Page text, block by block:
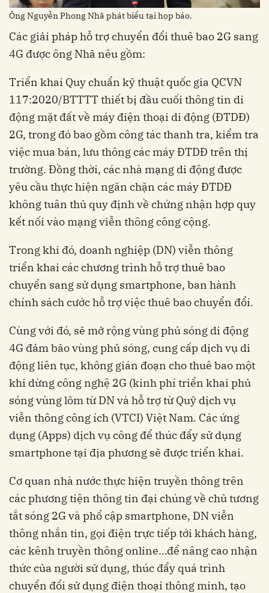
Ông Nguyễn Phong Nhã phát biểu tại họp báo.
Các giải pháp hỗ trợ chuyển đổi thuê bao 2G sang
4G được ông Nhã nêu gồm:
Triển khai Quy chuẩn kỹ thuật quốc gia QCVN
117:2020/BTTTT thiết bị đầu cuối thông tin di
động mặt đất về máy điện thoại di động (ĐTDĐ)
2G, trong đó bao gồm công tác thanh tra, kiểm tra
việc mua bán, lưu thông các máy ĐTDĐ trên thị
trường. Đồng thời, các nhà mạng di động được
yêu cầu thực hiện ngăn chặn các máy ĐTDĐ
không tuân thủ quy định về chứng nhận hợp quy
kết nối vào mạng viễn thông công cộng.
Trong khi đó, doanh nghiệp (DN) viễn thông
triển khai các chương trình hỗ trợ thuê bao
chuyển sang sử dụng smartphone, ban hành
chính sách cước hỗ trợ việc thuê bao chuyển đổi.
Cùng với đó, sẽ mở rộng vùng phủ sóng di động
4G đảm bảo vùng phủ sóng, cung cấp dịch vụ di
động liên tục, không gián đoạn cho thuê bao một
khi dừng công nghệ 2G (kinh phí triển khai phủ
sóng vùng lõm từ DN và hỗ trợ từ Quỹ dịch vụ
viễn thông công ích (VTCI) Việt Nam. Các ứng
dụng (Apps) dịch vụ công để thúc đẩy sử dụng
smartphone tại địa phương sẽ được triển khai.
Cơ quan nhà nước thực hiện truyền thông trên
các phương tiện thông tin đại chúng về chủ tương
tắt sóng 2G và phổ cập smartphone, DN viễn
thông nhắn tin, gọi điện trực tiếp tới khách hàng,
các kênh truyền thông online…để nâng cao nhận
thức của người sử dụng, thúc đẩy quá trình
chuyển đổi sử dụng điện thoại thông minh, tạo